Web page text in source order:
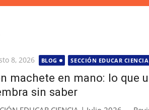
8, 2026 BLOG SECCIÓN EDUCAR CIENCIA
machete en mano: lo que
sin saber